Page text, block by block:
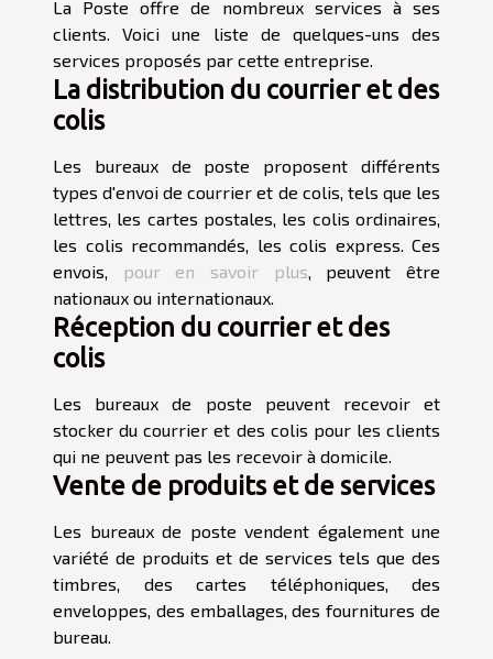
La Poste offre de nombreux services à ses
clients. Voici une liste de quelques-uns des
services proposés par cette entreprise.
La distribution du courrier et des
colis
Les bureaux de poste proposent différents
types d'envoi de courrier et de colis, tels que les
lettres, les cartes postales, les colis ordinaires,
les colis recommandés, les colis express. Ces
envois,
pour en savoir plus , peuvent être
nationaux ou internationaux.
Réception du courrier et des
colis
Les bureaux de poste peuvent recevoir et
stocker du courrier et des colis pour les clients
qui ne peuvent pas les recevoir à domicile.
Vente de produits et de services
Les bureaux de poste vendent également une
variété de produits et de services tels que des
timbres, des cartes téléphoniques, des
enveloppes, des emballages, des fournitures de
bureau.